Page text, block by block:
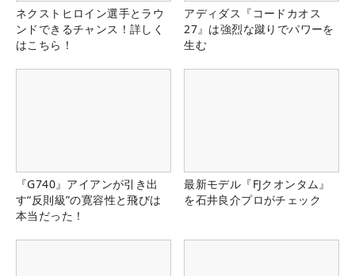
ネクストヒロイン選手とラウ
ンドできるチャンス！詳しく
はこちら！
アディダス『コードカオス
27』は強烈な蹴りでパワーを
生む
『G740』アイアンが引き出
す“反則級”の寛容性と飛びは
本当だった！
最新モデル『FJクオンタム』
を石井良介プロがチェック